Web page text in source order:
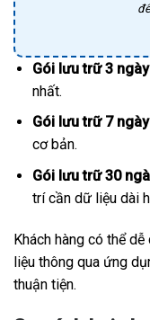
Gói lưu trữ 3
nhất.
Gói lưu trữ 7
cơ bản.
Gói lưu trữ 30
trí cần dữ liệu dài
Khách hàng có thể
liệu thông qua ứng
thuận tiện.